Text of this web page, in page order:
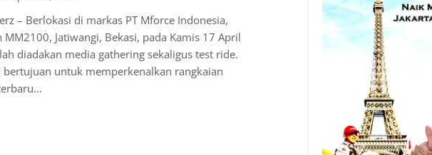
– Berlokasi di markas PT Mforce Indonesia,
MM2100, Jatiwangi, Bekasi, pada Kamis 17 April
diadakan media gathering sekaligus test ride.
bertujuan untuk memperkenalkan rangkaian